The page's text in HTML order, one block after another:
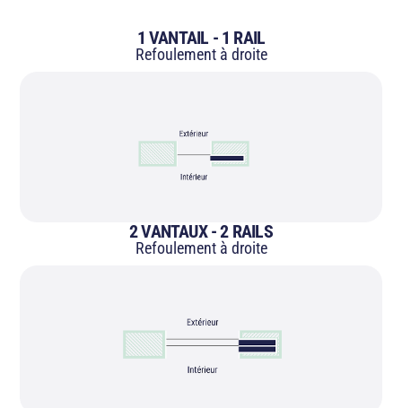
1 VANTAIL - 1 RAIL
Refoulement à droite
2 VANTAUX - 2 RAILS
Refoulement à droite